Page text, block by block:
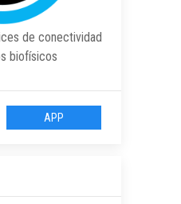
de conectividad
biofísicos
APP